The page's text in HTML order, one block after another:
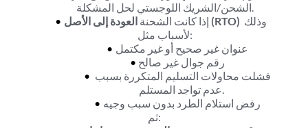
الشحن/الشريك اللوجستي لحل المشكلة.
إذا كانت الشحنة العودة إلى الأصل (RTO)
لأسباب مثل:
عنوان غير صحيح أو غير مكتمل
رقم جوال غير صالح
عدم تواجد المستلم.
رفض استلام الطرد بدون سبب وجيه
ثم: